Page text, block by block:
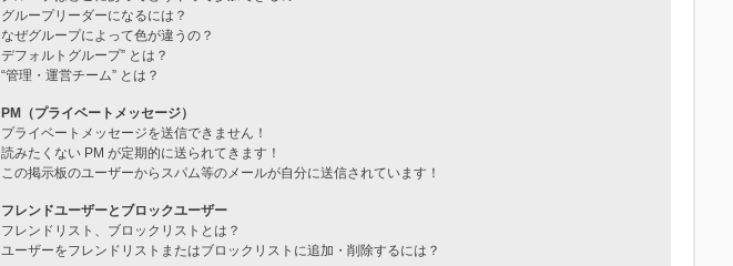
グループリーダーになるには？
なぜグループによって色が違うの？
デフォルトグループ” とは？
“管理・運営チーム” とは？
PM（プライベートメッセージ）
プライベートメッセージを送信できません！
読みたくない PM が定期的に送られてきます！
この掲示板のユーザーからスパム等のメールが自分に送信されています！
フレンドユーザーとブロックユーザー
フレンドリスト、ブロックリストとは？
ユーザーをフレンドリストまたはブロックリストに追加・削除するには？